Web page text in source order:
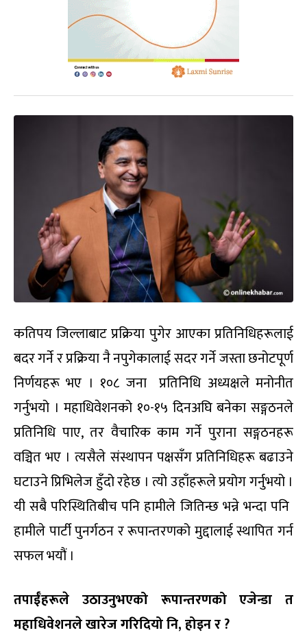
कतिपय जिल्लाबाट प्रक्रिया पुगेर आएका प्रतिनिधिहरूलाई
बदर गर्ने र प्रक्रिया नै नपुगेकालाई सदर गर्ने जस्ता छनोटपूर्ण
निर्णयहरू भए । १०८ जना प्रतिनिधि अध्यक्षले मनोनीत
गर्नुभयो । महाधिवेशनको १०-१५ दिनअघि बनेका सङ्गठनले
प्रतिनिधि पाए, तर वैचारिक काम गर्ने पुराना सङ्गठनहरू
वञ्चित भए । त्यसैले संस्थापन पक्षसँग प्रतिनिधिहरू बढाउने
घटाउने प्रिभिलेज हुँदो रहेछ । त्यो उहाँहरूले प्रयोग गर्नुभयो ।
यी सबै परिस्थितिबीच पनि हामीले जितिन्छ भन्ने भन्दा पनि ‍
हामीले पार्टी पुनर्गठन र रूपान्तरणको मुद्दालाई स्थापित गर्न
सफल भयौं ।
तपाईँहरूले उठाउनुभएको रूपान्तरणको एजेन्डा त
महाधिवेशनले खारेज गरिदियो नि, होइन र ?